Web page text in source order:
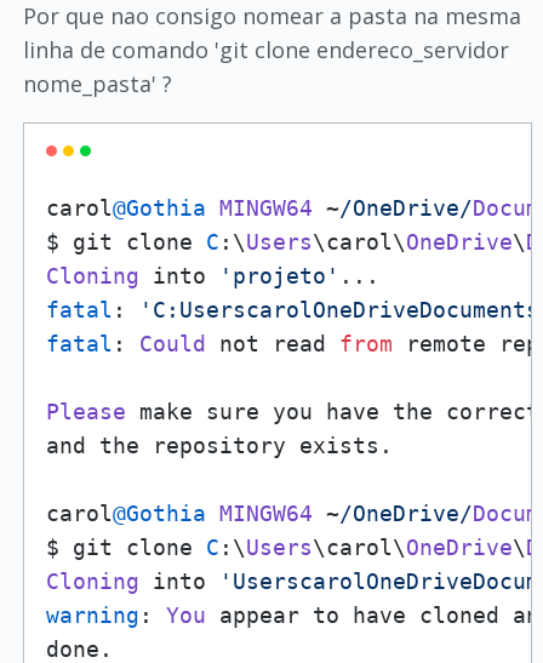
Por que nao consigo nomear a pasta na mesma
linha de comando 'git clone endereco_servidor
nome_pasta' ?
carol@Gothia MINGW64 ~/OneDrive/
$ git clone C :\Users\carol\OneDrive\
Cloning into 'projeto'
fatal :
fatal : Could not read from remote
Please make sure you have the
and the repository exists.
carol@Gothia MINGW64 ~/OneDrive/
$ git clone C :\Users\carol\OneDrive\
Cloning into
warning : You appear to have cloned
done.